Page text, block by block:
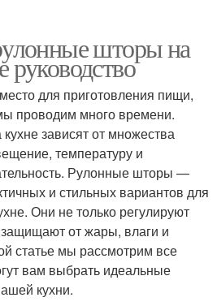
шторы на
для приготовления пищи,
проводим много времени.
зависят от множества
температуру и
Рулонные шторы —
и стильных вариантов для
Они не только регулируют
защищают от жары, влаги и
статье мы рассмотрим все
вам выбрать идеальные
кухни.